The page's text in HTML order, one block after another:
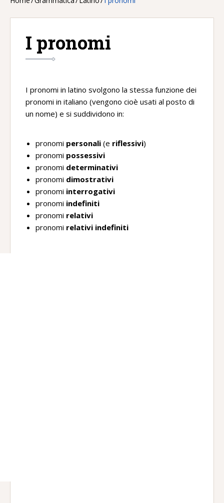
I pronomi
I pronomi in latino svolgono la stessa funzione dei
pronomi in italiano (vengono cioè usati al posto di
un nome) e si suddividono in:
pronomi personali (e riflessivi)
pronomi possessivi
pronomi determinativi
pronomi dimostrativi
pronomi interrogativi
pronomi indefiniti
pronomi relativi
pronomi relativi indefiniti